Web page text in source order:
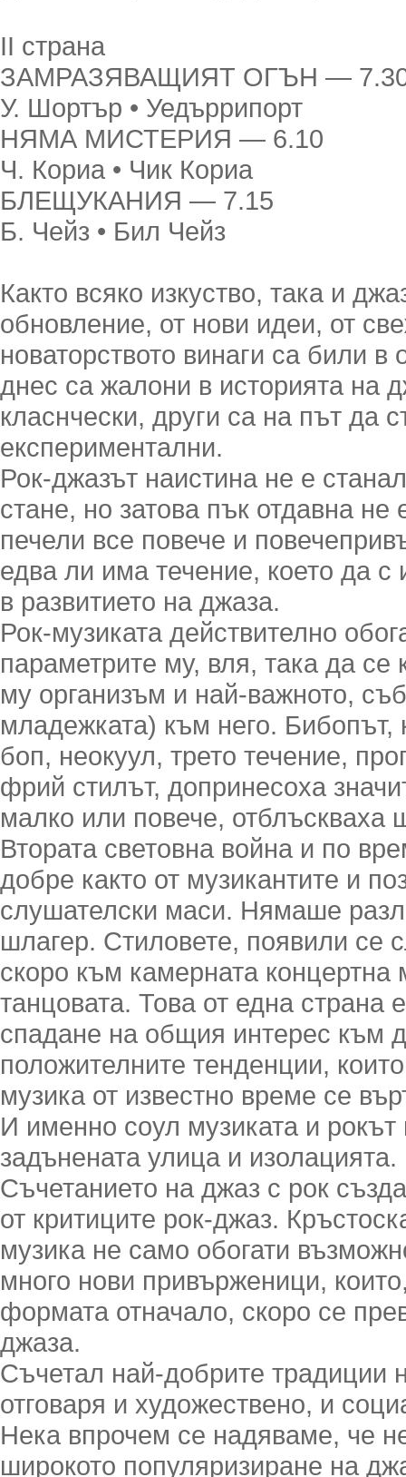
II страна
ЗАМРАЗЯВАЩИЯТ ОГЪН —
У. Шортър • Уедъррипорт
НЯМА МИСТЕРИЯ — 6.10
Ч. Кориа • Чик Кориа
БЛЕЩУКАНИЯ — 7.15
Б. Чейз • Бил Чейз
Както всяко изкуство, така и
обновление, от нови идеи, от
новаторството винаги са били в
днес са жалони в историята на
класнчески, други са на път да
експериментални.
Рок-джазът наистина не е
стане, но затова пък отдавна
печели все повече и
едва ли има течение, което да
в развитието на джаза.
Рок-музиката действително
параметрите му, вля, така да
му организъм и най-важното,
младежката) към него. Бибопът,
боп, неокуул, трето течение,
фрий стилът, допринесоха
малко или повече, отблъскваха
Втората световна война и по
добре както от музикантите и
слушателски маси. Нямаше
шлагер. Стиловете, появили се
скоро към камерната концертна
танцовата. Това от една страна
спадане на общия интерес към
положителните тенденции,
музика от известно време се
И именно соул музиката и
задънената улица и изолацията.
Съчетанието на джаз с рок
от критиците рок-джаз.
музика не само обогати
много нови привърженици,
формата отначало, скоро се
джаза.
Съчетал най-добрите традиции
отговаря и художествено, и
Нека впрочем се надяваме, че
широкото популяризиране на